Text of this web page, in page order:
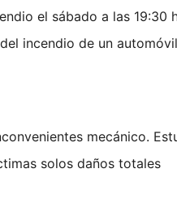
el sábado a las 19:30
incendio de un
mecánico.
solos daños totales